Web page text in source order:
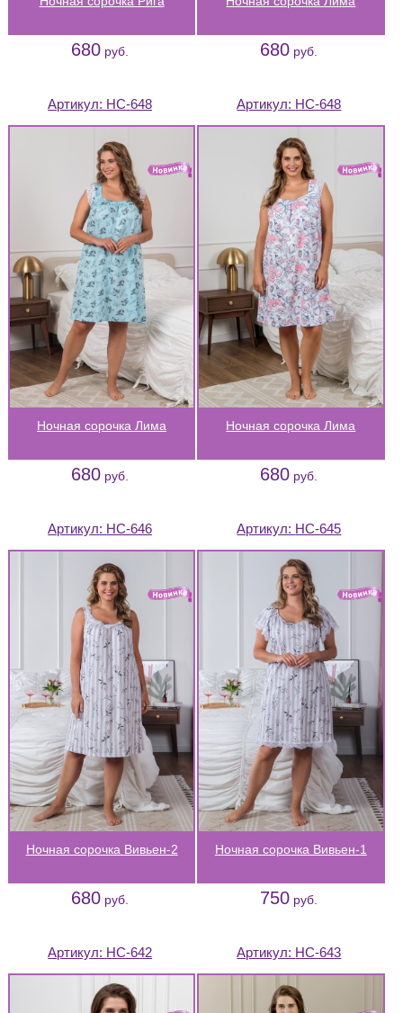
680 руб. 680 руб.
Артикул: НС-648
Ночная сорочка Лима
680 руб.
Артикул: НС-648
Ночная сорочка Лима
680 руб.
Артикул: НС-646
Ночная сорочка Вивьен-2
680 руб.
Артикул: НС-645
Ночная сорочка Вивьен-1
750 руб.
Артикул: НС-642 Артикул: НС-643